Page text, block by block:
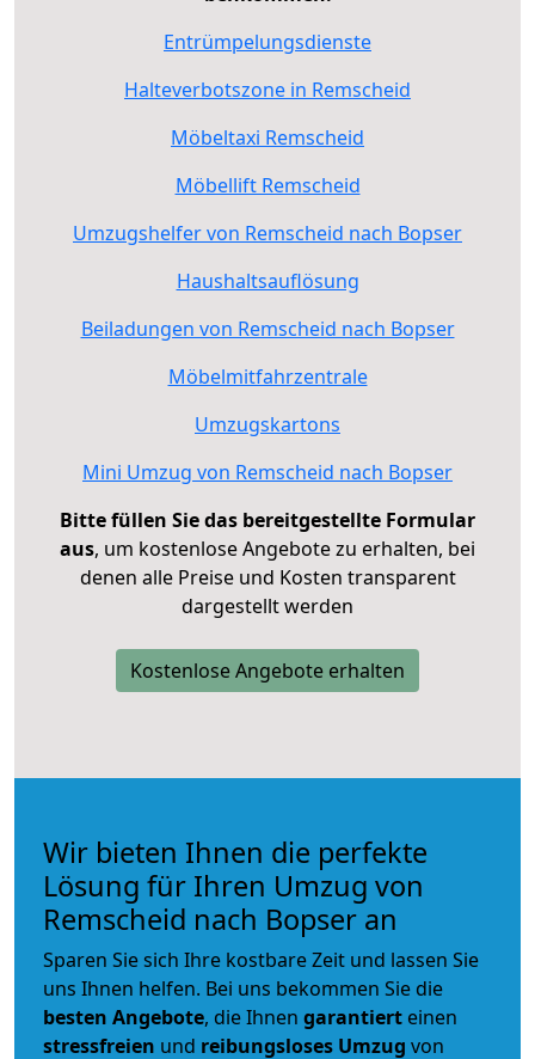
Entrümpelungsdienste
Halteverbotszone in Remscheid
Möbeltaxi Remscheid
Möbellift Remscheid
Umzugshelfer von Remscheid nach Bopser
Haushaltsauflösung
Beiladungen von Remscheid nach Bopser
Möbelmitfahrzentrale
Umzugskartons
Mini Umzug von Remscheid nach Bopser
Bitte füllen Sie das bereitgestellte Formular
aus, um kostenlose Angebote zu erhalten, bei
denen alle Preise und Kosten transparent
dargestellt werden
Kostenlose Angebote erhalten
Wir bieten Ihnen die perfekte
Lösung für Ihren Umzug von
Remscheid nach Bopser an
Sparen Sie sich Ihre kostbare Zeit und lassen Sie
uns Ihnen helfen. Bei uns bekommen Sie die
besten Angebote, die Ihnen garantiert einen
stressfreien und reibungsloses Umzug von